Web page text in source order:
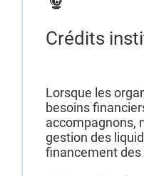
Crédits
Lorsque les
besoins
accompagnons,
gestion des
financement